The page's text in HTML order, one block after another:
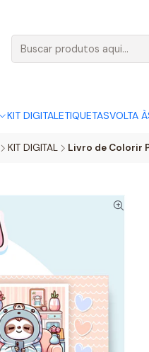
KIT DIGITALETIQUETASVOLTA
KIT DIGITAL Livro de Colorir